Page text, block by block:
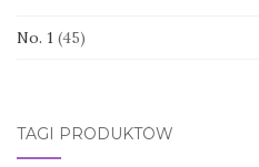
No. 1 (45)
TAGI PRODUKTÓW